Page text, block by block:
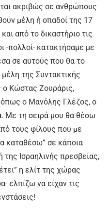
ακριβώς σε ανθρώπους
μέλη ή οπαδοί της 17
από το δικαστήριο τις
-πολλοί- κατακτήσαμε με
σε αυτούς που θα το
της Συντακτικής
Κώστας Ζουράρις,
ο Μανόλης Γλέζος, ο
Με τη σειρά μου θα θέσω
τους φίλους που με
καταθέσω” σε κάποια
Ισραηλινής πρεσβείας,
η ελίτ της χώρας
ελπίζω να είχαν τις